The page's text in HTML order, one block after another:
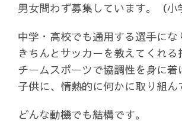
男女問わず募集しています。（小
中学・高校でも通用する選手にな
きちんとサッカーを教えてくれる
チームスポーツで協調性を身に着
子供に、情熱的に何かに取り組ん
どんな動機でも結構です。